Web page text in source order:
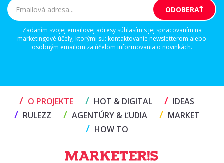
Zadaním svojej emailovej adresy súhlasím s jej spracovaním na
marketingové účely, ktorými sú: kontaktovanie newsletterom alebo
osobným emailom za účelom informovania o novinkách.
/ O PROJEKTE / HOT & DIGITAL / IDEAS
/ RULEZZ / AGENTÚRY & ĽUDIA / MARKET
/ HOW TO